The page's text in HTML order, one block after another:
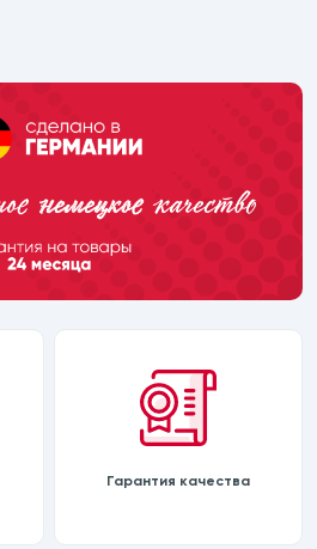
Гарантия качества